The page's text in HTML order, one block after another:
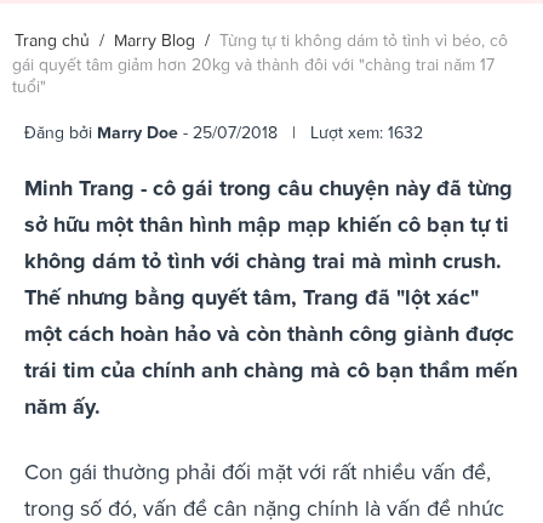
Trang chủ / Marry Blog / Từng tự ti không dám tỏ tình vì béo, cô
gái quyết tâm giảm hơn 20kg và thành đôi với "chàng trai năm 17
tuổi"
Đăng bởi Marry Doe - 25/07/2018 | Lượt xem: 1632
Minh Trang - cô gái trong câu chuyện này đã từng
sở hữu một thân hình mập mạp khiến cô bạn tự ti
không dám tỏ tình với chàng trai mà mình crush.
Thế nhưng bằng quyết tâm, Trang đã "lột xác"
một cách hoàn hảo và còn thành công giành được
trái tim của chính anh chàng mà cô bạn thầm mến
năm ấy.
Con gái thường phải đối mặt với rất nhiều vấn đề,
trong số đó, vấn đề cân nặng chính là vấn đề nhức